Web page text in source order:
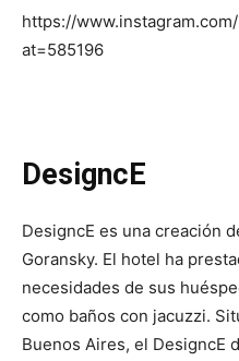
https://
at=585196
DesigncE
DesigncE es una creación
Goransky. El hotel ha
necesidades de sus
como baños con jacuzzi.
Buenos Aires, el DesigncE